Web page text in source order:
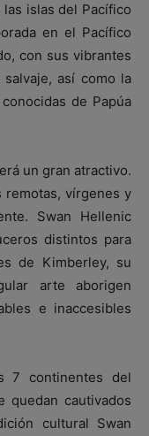
islas del Pacífico
en el Pacífico
con sus vibrantes
así como la
de Papúa
un gran atractivo.
remotas, vírgenes y
Swan Hellenic
distintos para
de Kimberley, su
arte aborigen
e inaccesibles
7 continentes del
quedan cautivados
cultural Swan